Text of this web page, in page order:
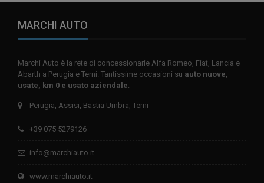
MARCHI AUTO
Marchi Auto è la rete di concessionarie Alfa Romeo, Fiat, Lancia e
Abarth a Perugia e Terni. Tantissime occasioni su auto nuove,
usate, km 0 e usato aziendale.
Perugia, Assisi, Bastia Umbra, Terni
+39 075 5279126
info@marchiauto.it
www.marchiauto.it